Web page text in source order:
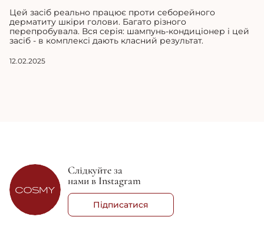
Цей засіб реально працює проти себорейного
дерматиту шкіри голови. Багато різного
перепробувала. Вся серія: шампунь-кондиціонер і цей
засіб - в комплексі дають класний результат.
12.02.2025
Слідкуйте за
нами в Instagram
Підписатися